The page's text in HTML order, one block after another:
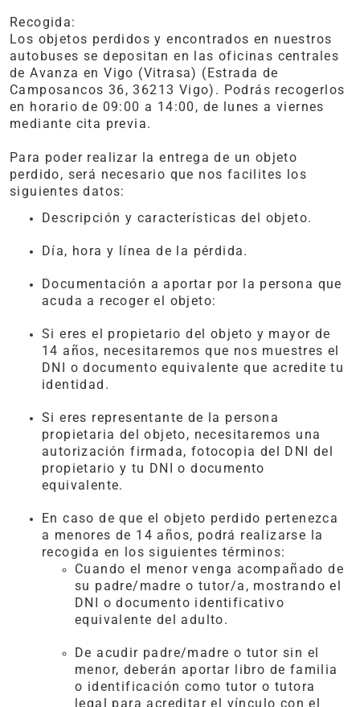
Recogida:
Los objetos perdidos y encontrados en nuestros
autobuses se depositan en las oficinas centrales
de Avanza en Vigo (Vitrasa) (Estrada de
Camposancos 36, 36213 Vigo). Podrás recogerlos
en horario de 09:00 a 14:00, de lunes a viernes
mediante cita previa.
Para poder realizar la entrega de un objeto
perdido, será necesario que nos facilites los
siguientes datos:
Descripción y características del objeto.
Día, hora y línea de la pérdida.
Documentación a aportar por la persona que
acuda a recoger el objeto:
Si eres el propietario del objeto y mayor de
14 años, necesitaremos que nos muestres el
DNI o documento equivalente que acredite tu
identidad.
Si eres representante de la persona
propietaria del objeto, necesitaremos una
autorización firmada, fotocopia del DNI del
propietario y tu DNI o documento
equivalente.
En caso de que el objeto perdido pertenezca
a menores de 14 años, podrá realizarse la
recogida en los siguientes términos:
Cuando el menor venga acompañado de
su padre/madre o tutor/a, mostrando el
DNI o documento identificativo
equivalente del adulto.
De acudir padre/madre o tutor sin el
menor, deberán aportar libro de familia
o identificación como tutor o tutora
legal para acreditar el vínculo con el